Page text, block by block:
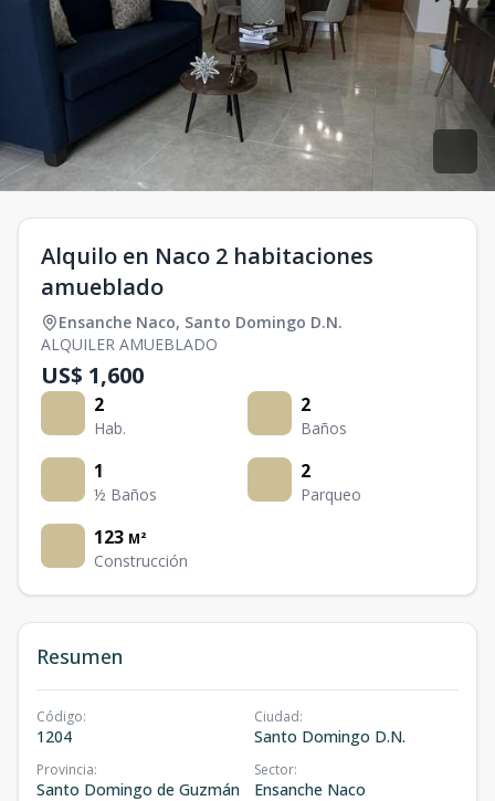
Alquilo en Naco 2 habitaciones
amueblado
Ensanche Naco, Santo Domingo D.N.
ALQUILER AMUEBLADO
US$ 1,600
2
Hab.
2
Baños
1
½ Baños
2
Parqueo
123 M²
Construcción
Resumen
Código:
1204
Ciudad:
Santo Domingo D.N.
Provincia:
Santo Domingo de Guzmán
Sector:
Ensanche Naco